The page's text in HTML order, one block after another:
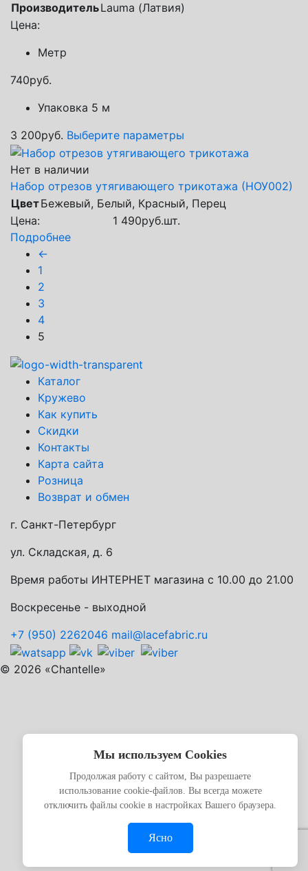
ПроизводительLauma (Латвия)
Цена:
Метр
740руб.
Упаковка 5 м
3 200руб. Выберите параметры
Нет в наличии
Набор отрезов утягивающего трикотажа (НОУ002)
ЦветБежевый, Белый, Красный, Перец
Цена:
1 490руб.шт.
Подробнее
←
1
2
3
4
5
Каталог
Кружево
Как купить
Скидки
Контакты
Карта сайта
Розница
Возврат и обмен
г. Санкт-Петербург
ул. Складская, д. 6
Время работы ИНТЕРНЕТ магазина с 10.00 до 21.00
Воскресенье - выходной
+7 (950) 2262046 mail@lacefabric.ru
© 2026 «Chantelle»
Мы используем Cookies
Продолжая работу с сайтом, Вы разрешаете
использование cookie-файлов. Вы всегда можете
отключить файлы cookie в настройках Вашего браузера.
Ясно